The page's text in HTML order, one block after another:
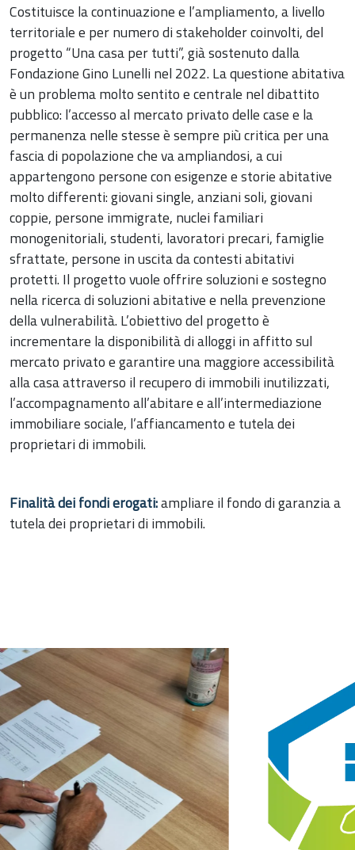
Costituisce la continuazione e l’ampliamento, a livello
territoriale e per numero di stakeholder coinvolti, del
progetto “Una casa per tutti”, già sostenuto dalla
Fondazione Gino Lunelli nel 2022. La questione abitativa
è un problema molto sentito e centrale nel dibattito
pubblico: l’accesso al mercato privato delle case e la
permanenza nelle stesse è sempre più critica per una
fascia di popolazione che va ampliandosi, a cui
appartengono persone con esigenze e storie abitative
molto differenti: giovani single, anziani soli, giovani
coppie, persone immigrate, nuclei familiari
monogenitoriali, studenti, lavoratori precari, famiglie
sfrattate, persone in uscita da contesti abitativi
protetti. Il progetto vuole offrire soluzioni e sostegno
nella ricerca di soluzioni abitative e nella prevenzione
della vulnerabilità. L’obiettivo del progetto è
incrementare la disponibilità di alloggi in affitto sul
mercato privato e garantire una maggiore accessibilità
alla casa attraverso il recupero di immobili inutilizzati,
l’accompagnamento all’abitare e all’intermediazione
immobiliare sociale, l’affiancamento e tutela dei
proprietari di immobili.
Finalità dei fondi erogati:ampliare il fondo di garanzia a
tutela dei proprietari di immobili.